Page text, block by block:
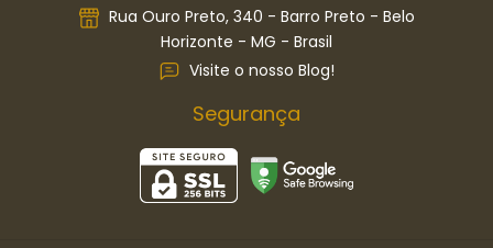
Rua Ouro Preto, 340 - Barro Preto - Belo
Horizonte - MG - Brasil
Visite o nosso Blog!
Segurança